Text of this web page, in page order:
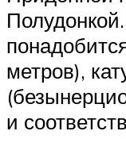
метров),
и